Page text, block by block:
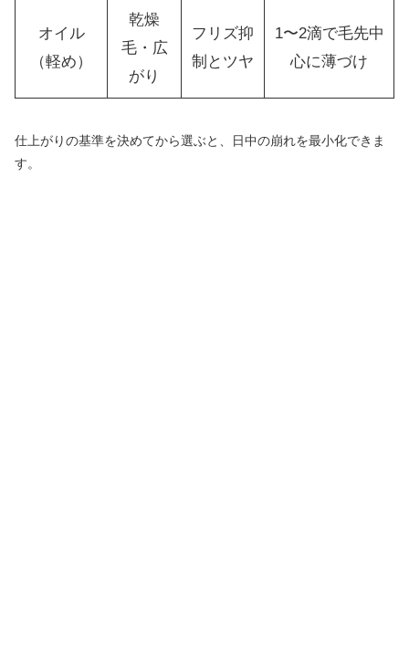
オイル
（軽め）
乾燥
毛・広
がり
フリズ抑
制とツヤ
1〜2滴で毛先中
心に薄づけ
仕上がりの基準を決めてから選ぶと、日中の崩れを最小化できま
す。